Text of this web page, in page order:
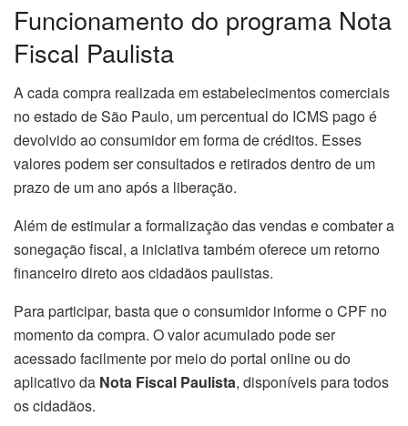
Funcionamento do programa Nota
Fiscal Paulista
A cada compra realizada em estabelecimentos comerciais
no estado de São Paulo, um percentual do ICMS pago é
devolvido ao consumidor em forma de créditos. Esses
valores podem ser consultados e retirados dentro de um
prazo de um ano após a liberação.
Além de estimular a formalização das vendas e combater a
sonegação fiscal, a iniciativa também oferece um retorno
financeiro direto aos cidadãos paulistas.
Para participar, basta que o consumidor informe o CPF no
momento da compra. O valor acumulado pode ser
acessado facilmente por meio do portal online ou do
aplicativo da Nota Fiscal Paulista, disponíveis para todos
os cidadãos.